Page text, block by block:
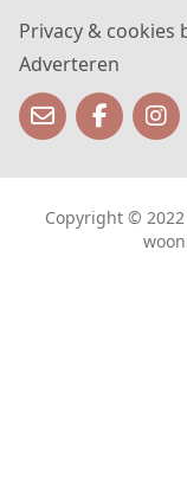
Privacy & cookies
Adverteren
Copyright ©